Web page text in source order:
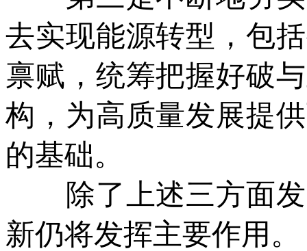
去实现能源转型，包
禀赋，统筹把握好破
构，为高质量发展提
的基础。
除了上述三方面发
新仍将发挥主要作用。